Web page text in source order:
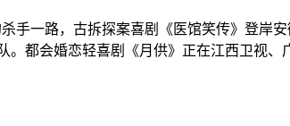
一路，古拆探案喜剧《医馆笑传》登岸
。都会婚恋轻喜剧《月供》正在江西卫视、